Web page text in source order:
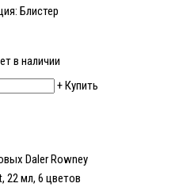
Блистер
в наличии
+Купить
Daler Rowney
22 мл, 6 цветов